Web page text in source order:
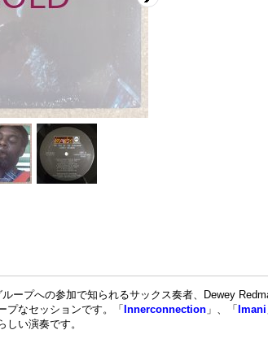
ープへの参加で知られるサックス奏者、Dewey
プなセッションです。「 Innerconnection 」、「 Imani
しい演奏です。